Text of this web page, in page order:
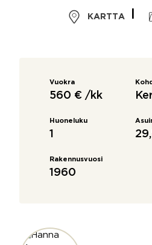
KARTTA
Vuokra
560 € /kk
Huoneluku
1
Rakennusvuosi
1960